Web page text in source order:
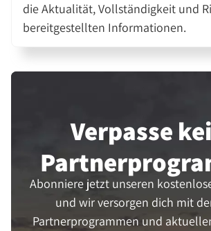
die Aktualität, Vollständigkeit und
bereitgestellten Informationen.
Verpasse
Abonniere jetzt unseren
und wir versorgen dich mit
Partnerprogrammen und